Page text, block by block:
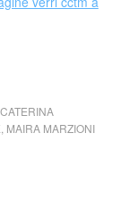
CATERINA
MAIRA MARZIONI